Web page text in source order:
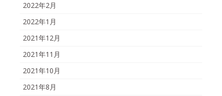
2022年2月
2022年1月
2021年12月
2021年11月
2021年10月
2021年8月